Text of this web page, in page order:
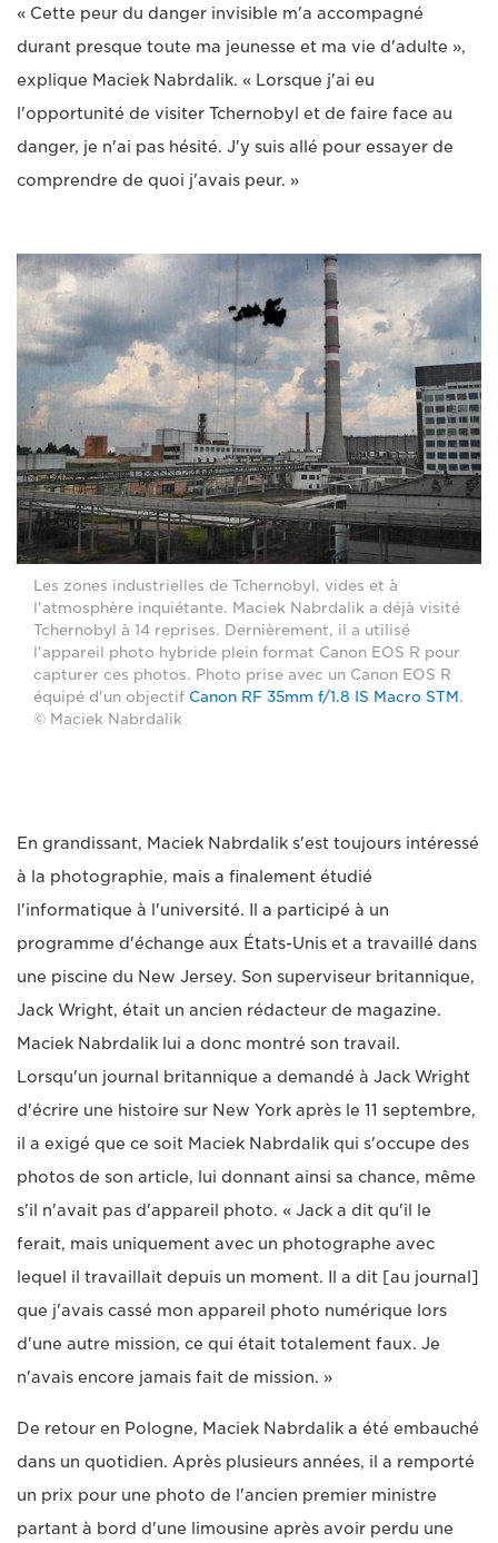
« Cette peur du danger invisible m'a accompagné
durant presque toute ma jeunesse et ma vie d'adulte »,
explique Maciek Nabrdalik. « Lorsque j'ai eu
l'opportunité de visiter Tchernobyl et de faire face au
danger, je n'ai pas hésité. J'y suis allé pour essayer de
comprendre de quoi j'avais peur. »
Les zones industrielles de Tchernobyl, vides et à
l'atmosphère inquiétante. Maciek Nabrdalik a déjà visité
Tchernobyl à 14 reprises. Dernièrement, il a utilisé
l'appareil photo hybride plein format Canon EOS R pour
capturer ces photos. Photo prise avec un Canon EOS R
équipé d'un objectif Canon RF 35mm f/1.8 IS Macro STM.
© Maciek Nabrdalik
En grandissant, Maciek Nabrdalik s'est toujours intéressé
à la photographie, mais a finalement étudié
l'informatique à l'université. Il a participé à un
programme d'échange aux États-Unis et a travaillé dans
une piscine du New Jersey. Son superviseur britannique,
Jack Wright, était un ancien rédacteur de magazine.
Maciek Nabrdalik lui a donc montré son travail.
Lorsqu'un journal britannique a demandé à Jack Wright
d'écrire une histoire sur New York après le 11 septembre,
il a exigé que ce soit Maciek Nabrdalik qui s'occupe des
photos de son article, lui donnant ainsi sa chance, même
s'il n'avait pas d'appareil photo. « Jack a dit qu'il le
ferait, mais uniquement avec un photographe avec
lequel il travaillait depuis un moment. Il a dit [au journal]
que j'avais cassé mon appareil photo numérique lors
d'une autre mission, ce qui était totalement faux. Je
n'avais encore jamais fait de mission. »
De retour en Pologne, Maciek Nabrdalik a été embauché
dans un quotidien. Après plusieurs années, il a remporté
un prix pour une photo de l'ancien premier ministre
partant à bord d'une limousine après avoir perdu une